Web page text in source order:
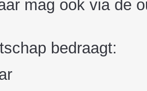
mag ook via de
bedraagt: